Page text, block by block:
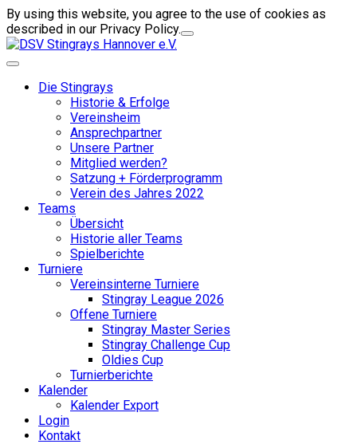
By using this website, you agree to the use of cookies as
described in our Privacy Policy.
Die Stingrays
Historie & Erfolge
Vereinsheim
Ansprechpartner
Unsere Partner
Mitglied werden?
Satzung + Förderprogramm
Verein des Jahres 2022
Teams
Übersicht
Historie aller Teams
Spielberichte
Turniere
Vereinsinterne Turniere
Stingray League 2026
Offene Turniere
Stingray Master Series
Stingray Challenge Cup
Oldies Cup
Turnierberichte
Kalender
Kalender Export
Login
Kontakt